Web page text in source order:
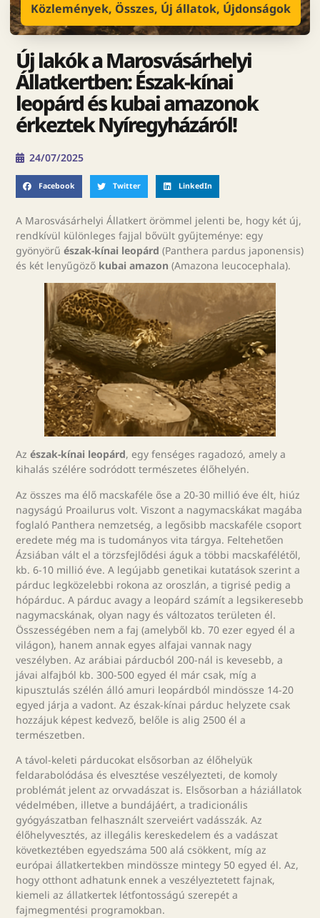
Közlemények, Összes, Új állatok, Újdonságok
Új lakók a Marosvásárhelyi
Állatkertben: Észak-kínai
leopárd és kubai amazonok
érkeztek Nyíregyházáról!
24/07/2025
Facebook Twitter LinkedIn
A Marosvásárhelyi Állatkert örömmel jelenti be, hogy két új,
rendkívül különleges fajjal bővült gyűjteménye: egy
gyönyörűészak-kínai leopárd (Panthera pardus japonensis)
és két lenyűgöző kubai amazon (Amazona leucocephala).
Azészak-kínai leopárd, egy fenséges ragadozó, amely a
kihalás szélére sodródott természetes élőhelyén.
Az összes ma élő macskaféle őse a 20-30 millió éve élt, hiúz
nagyságú Proailurus volt. Viszont a nagymacskákat magába
foglaló Panthera nemzetség, a legősibb macskaféle csoport
eredete még ma is tudományos vita tárgya. Feltehetően
Ázsiában vált el a törzsfejlődési águk a többi macskafélétől,
kb. 6-10 millió éve. A legújabb genetikai kutatások szerint a
párduc legközelebbi rokona az oroszlán, a tigrisé pedig a
hópárduc. A párduc avagy a leopárd számít a legsikeresebb
nagymacskának, olyan nagy és változatos területen él.
Összességében nem a faj (amelyből kb. 70 ezer egyed él a
világon), hanem annak egyes alfajai vannak nagy
veszélyben. Az arábiai párducból 200-nál is kevesebb, a
jávai alfajból kb. 300-500 egyed él már csak, míg a
kipusztulás szélén álló amuri leopárdból mindössze 14-20
egyed járja a vadont. Az észak-kínai párduc helyzete csak
hozzájuk képest kedvező, belőle is alig 2500 él a
természetben.
A távol-keleti párducokat elsősorban az élőhelyük
feldarabolódása és elvesztése veszélyezteti, de komoly
problémát jelent az orvvadászat is. Elsősorban a háziállatok
védelmében, illetve a bundájáért, a tradicionális
gyógyászatban felhasznált szerveiért vadásszák. Az
élőhelyvesztés, az illegális kereskedelem és a vadászat
következtében egyedszáma 500 alá csökkent, míg az
európai állatkertekben mindössze mintegy 50 egyed él. Az,
hogy otthont adhatunk ennek a veszélyeztetett fajnak,
kiemeli az állatkertek létfontosságú szerepét a
fajmegmentési programokban.